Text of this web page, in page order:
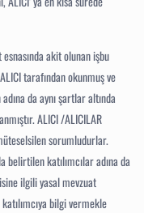
esnasında akit olunan işbu
tarafından okunmuş ve
da aynı şartlar altında
ALICI /ALICILAR
sorumludurlar.
belirtilen katılımcılar adına da
ilgili yasal mevzuat
bilgi vermekle